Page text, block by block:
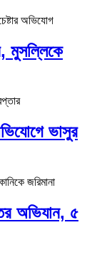
মুসল্লিকে
ভাসুর
অভিযান, ৫